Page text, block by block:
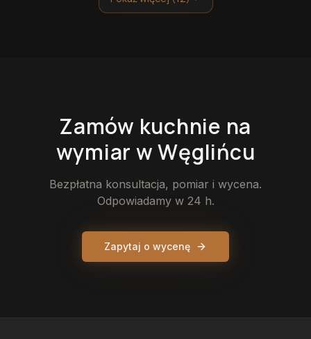
Zamów kuchnie na
wymiar w Węglińcu
Bezpłatna konsultacja, pomiar i wycena.
Odpowiadamy w 24 h.
Zapytaj o wycenę